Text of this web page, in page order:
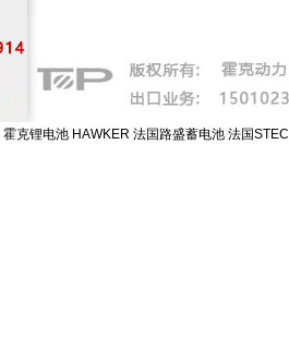
霍克锂电池 HAWKER 法国路盛蓄电池 法国